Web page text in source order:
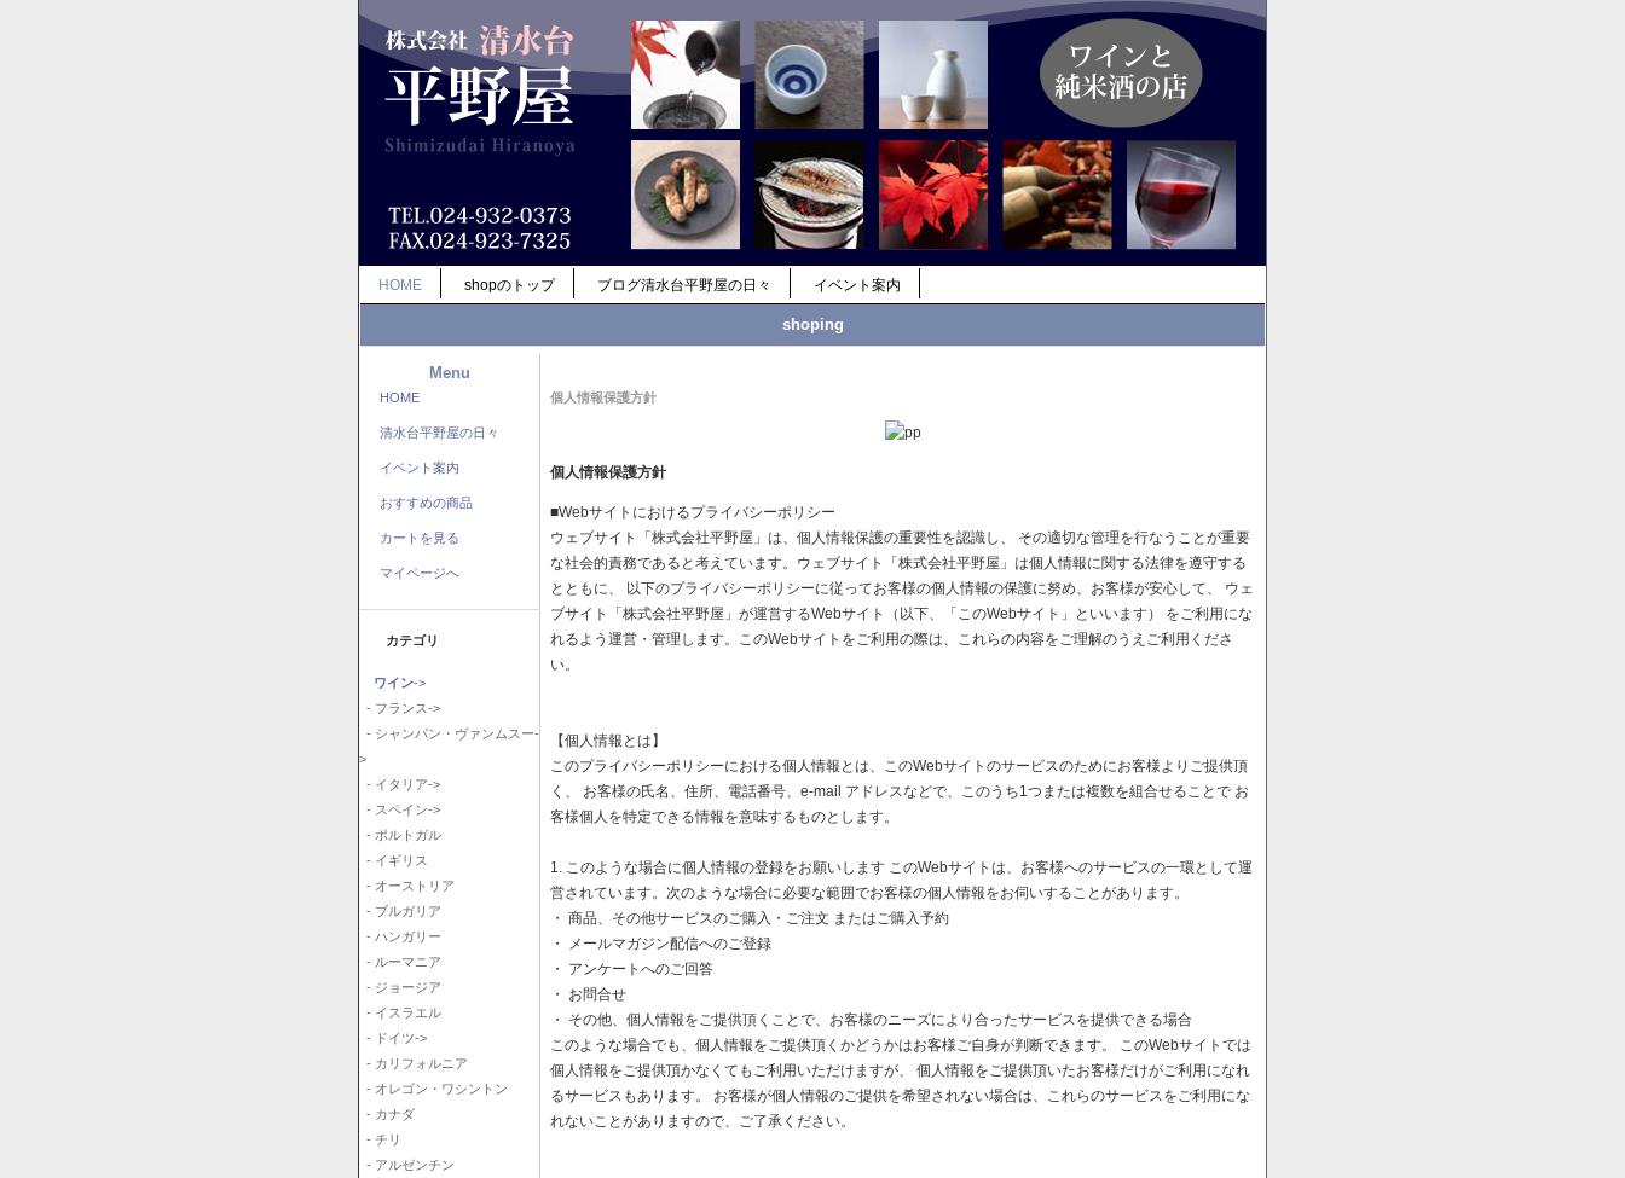
HOME shopのトップ ブログ清水台平野屋の日々 イベント案内
shoping
Menu
HOME
清水台平野屋の日々
イベント案内
おすすめの商品
カートを見る
マイページへ
カテゴリ
ワイン->
- フランス->
- シャンパン・ヴァンムスー-
>
- イタリア->
- スペイン->
- ポルトガル
- イギリス
- オーストリア
- ブルガリア
- ハンガリー
- ルーマニア
- ジョージア
- イスラエル
- ドイツ->
- カリフォルニア
- オレゴン・ワシントン
- カナダ
- チリ
- アルゼンチン
個人情報保護方針
個人情報保護方針
■Webサイトにおけるプライバシーポリシー
ウェブサイト「株式会社平野屋」は、個人情報保護の重要性を認識し、 その適切な管理を行なうことが重要
な社会的責務であると考えています。ウェブサイト「株式会社平野屋」は個人情報に関する法律を遵守する
とともに、 以下のプライバシーポリシーに従ってお客様の個人情報の保護に努め、お客様が安心して、 ウェ
ブサイト「株式会社平野屋」が運営するWebサイト（以下、「このWebサイト」といいます） をご利用にな
れるよう運営・管理します。このWebサイトをご利用の際は、これらの内容をご理解のうえご利用くださ
い。
【個人情報とは】
このプライバシーポリシーにおける個人情報とは、このWebサイトのサービスのためにお客様よりご提供頂
く、 お客様の氏名、住所、電話番号、e-mail アドレスなどで、このうち1つまたは複数を組合せることで お
客様個人を特定できる情報を意味するものとします。
1. このような場合に個人情報の登録をお願いします このWebサイトは、お客様へのサービスの一環として運
営されています。次のような場合に必要な範囲でお客様の個人情報をお伺いすることがあります。
・ 商品、その他サービスのご購入・ご注文 またはご購入予約
・ メールマガジン配信へのご登録
・ アンケートへのご回答
・ お問合せ
・ その他、個人情報をご提供頂くことで、お客様のニーズにより合ったサービスを提供できる場合
このような場合でも、個人情報をご提供頂くかどうかはお客様ご自身が判断できます。 このWebサイトでは
個人情報をご提供頂かなくてもご利用いただけますが、 個人情報をご提供頂いたお客様だけがご利用になれ
るサービスもあります。 お客様が個人情報のご提供を希望されない場合は、これらのサービスをご利用にな
れないことがありますので、ご了承ください。